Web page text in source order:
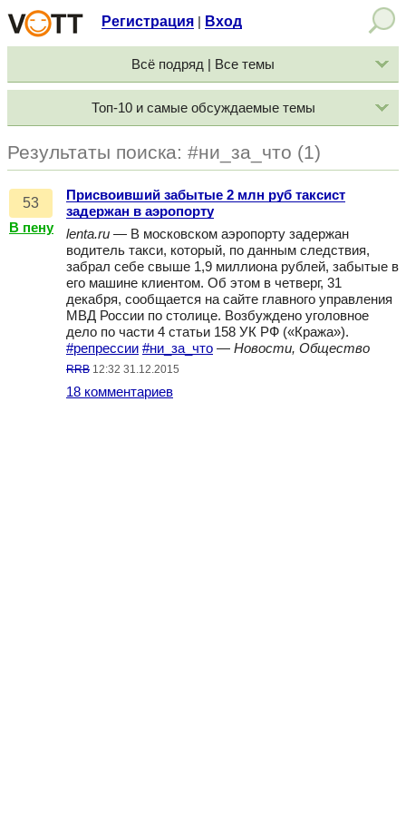
Регистрация Вход
Всё подряд | Все темы
Топ-10 и самые обсуждаемые темы
Результаты поиска: #ни_за_что (1)
53
В пену
Присвоивший забытые 2 млн руб таксист
задержан в аэропорту
lenta.ru — В московском аэропорту задержан
водитель такси, который, по данным следствия,
забрал себе свыше 1,9 миллиона рублей, забытые в
его машине клиентом. Об этом в четверг, 31
декабря, сообщается на сайте главного управления
МВД России по столице. Возбуждено уголовное
дело по части 4 статьи 158 УК РФ («Кража»).
#репрессии #ни_за_что — Новости, Общество
RRB 12:32 31.12.2015
18 комментариев